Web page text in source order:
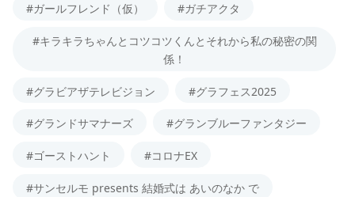
#ガールフレンド（仮） #ガチアクタ
#キラキラちゃんとコツコツくんとそれから私の秘密の関
係！
#グラビアザテレビジョン #グラフェス2025
#グランドサマナーズ #グランブルーファンタジー
#ゴーストハント #コロナEX
#サンセルモ presents 結婚式は あいのなか で